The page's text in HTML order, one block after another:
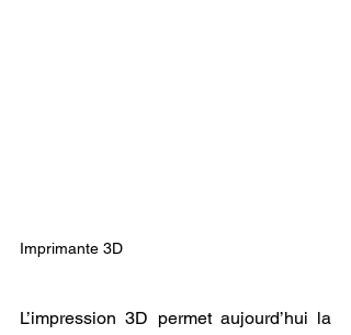
Imprimante 3D
L’impression 3D permet aujourd’hui la